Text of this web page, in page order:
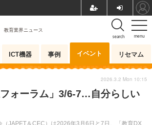
menu
search
教育業界ニュース
ICT機器 事例 イベント リセマム
フォーラム」3/6-7…自分らしい
JAPET＆CEC）は2026年3月6日と7日、「教育DX
2026.3.2 Mon 10:15